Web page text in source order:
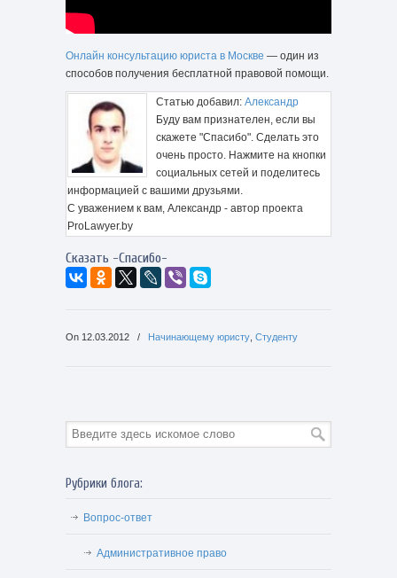
Онлайн консультацию юриста в Москве — один из
способов получения бесплатной правовой помощи.
Статью добавил: Александр
Буду вам признателен, если вы
скажете "Спасибо". Сделать это
очень просто. Нажмите на кнопки
социальных сетей и поделитесь
информацией с вашими друзьями.
С уважением к вам, Александр - автор проекта
ProLawyer.by
Сказать -Спасибо-
On 12.03.2012 / Начинающему юристу Студенту
Рубрики блога:
Вопрос-ответ
Административное право